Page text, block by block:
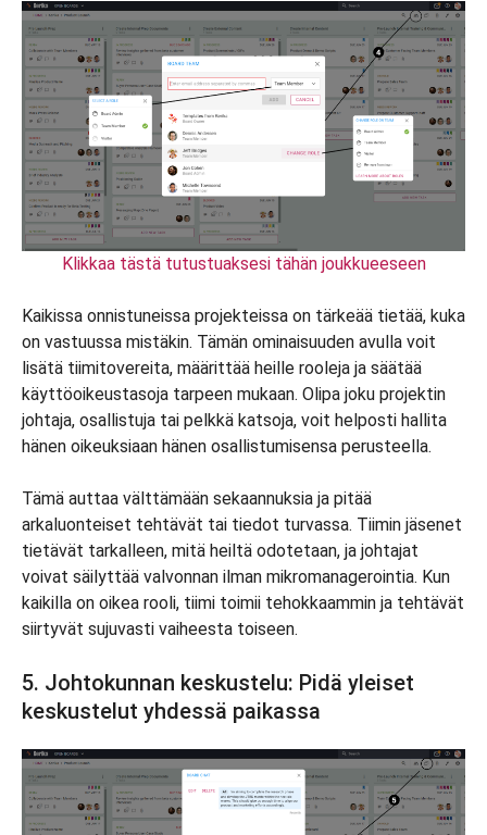
Klikkaa tästä tutustuaksesi tähän joukkueeseen
Kaikissa onnistuneissa projekteissa on tärkeää tietää, kuka
on vastuussa mistäkin. Tämän ominaisuuden avulla voit
lisätä tiimitovereita, määrittää heille rooleja ja säätää
käyttöoikeustasoja tarpeen mukaan. Olipa joku projektin
johtaja, osallistuja tai pelkkä katsoja, voit helposti hallita
hänen oikeuksiaan hänen osallistumisensa perusteella.
Tämä auttaa välttämään sekaannuksia ja pitää
arkaluonteiset tehtävät tai tiedot turvassa. Tiimin jäsenet
tietävät tarkalleen, mitä heiltä odotetaan, ja johtajat
voivat säilyttää valvonnan ilman mikromanagerointia. Kun
kaikilla on oikea rooli, tiimi toimii tehokkaammin ja tehtävät
siirtyvät sujuvasti vaiheesta toiseen.
5. Johtokunnan keskustelu: Pidä yleiset
keskustelut yhdessä paikassa